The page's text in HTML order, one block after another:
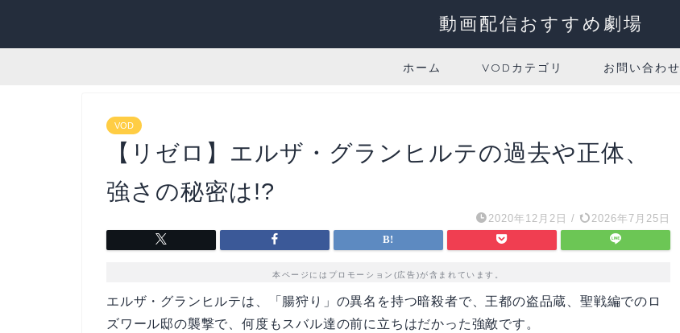
動画配信おすすめ劇場
ホーム VODカテゴリ お問い合わせ
VOD
【リゼロ】エルザ・グランヒルテの過去や正体、
強さの秘密は!?
2020年12月2日 / 2026年7月25日
本ページにはプロモーション(広告)が含まれています。
エルザ・グランヒルテは、「腸狩り」の異名を持つ暗殺者で、王都の盗品蔵、聖戦編でのロ
ズワール邸の襲撃で、何度もスバル達の前に立ちはだかった強敵です。